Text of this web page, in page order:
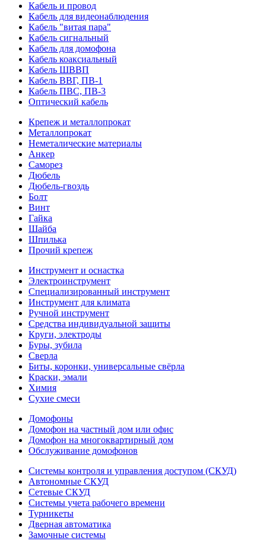
Кабель и провод
Кабель для видеонаблюдения
Кабель "витая пара"
Кабель сигнальный
Кабель для домофона
Кабель коаксиальный
Кабель ШВВП
Кабель ВВГ, ПВ-1
Кабель ПВС, ПВ-3
Оптический кабель
Крепеж и металлопрокат
Металлопрокат
Неметалические материалы
Анкер
Саморез
Дюбель
Дюбель-гвоздь
Болт
Винт
Гайка
Шайба
Шпилька
Прочий крепеж
Инструмент и оснастка
Электроинструмент
Специализированный инструмент
Инструмент для климата
Ручной инструмент
Средства индивидуальной защиты
Круги, электроды
Буры, зубила
Сверла
Биты, коронки, универсальные свёрла
Краски, эмали
Химия
Сухие смеси
Домофоны
Домофон на частный дом или офис
Домофон на многоквартирный дом
Обслуживание домофонов
Системы контроля и управления доступом (СКУД)
Автономные СКУД
Сетевые СКУД
Системы учета рабочего времени
Турникеты
Дверная автоматика
Замочные системы